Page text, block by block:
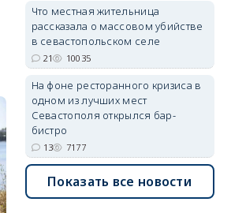
05/08/2026 17:18 1694
туризм
Что местная жительница
рассказала о массовом убийстве
в севастопольском селе
21 10035
На фоне ресторанного кризиса в
одном из лучших мест
Севастополя открылся бар-
бистро
13 7177
Показать все новости